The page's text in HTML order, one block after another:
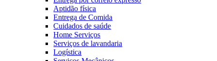
Aptidão física
Entrega de Comida
Cuidados de saúde
Home Serviços
Serviços de lavandaria
Logística